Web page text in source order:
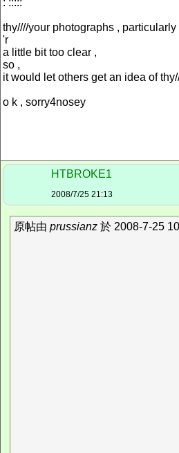
: :::::
thy////your photographs , particularly
'r
a little bit too clear ,
so ,
it would let others get an idea of
o k , sorry4nosey
HTBROKE1
2008/7/25 21:13
原帖由 prussianz 於 2008-7-25